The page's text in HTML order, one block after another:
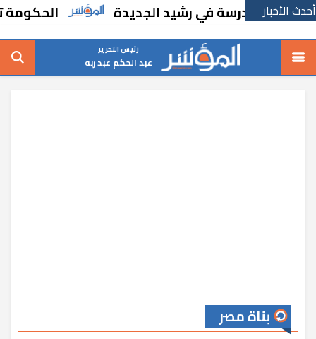
أحدث الأخبار
مدرسة في رشيد الجديدة الحكومة تقر
رئيس التحرير
عبد الحكم عبد ربه
بناة مصر